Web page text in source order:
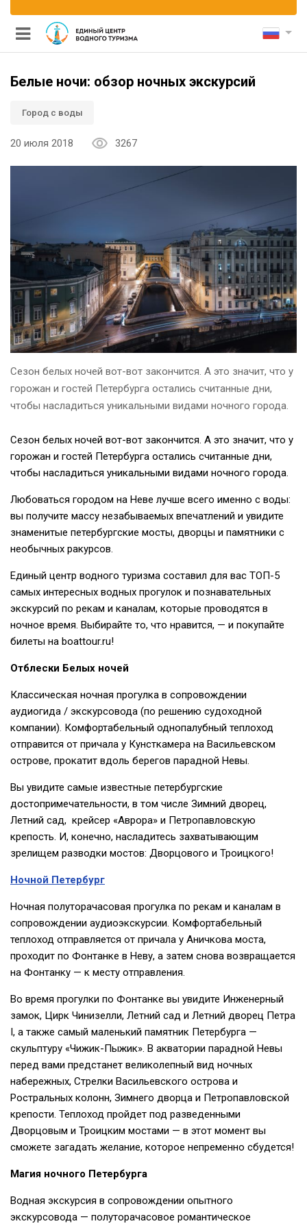
мостами
заливу
года с теплохода
Белые ночи: обзор ночных экскурсий
Город с воды
20 июля 2018 3267
Сезон белых ночей вот-вот закончится. А это значит, что у
горожан и гостей Петербурга остались считанные дни,
чтобы насладиться уникальными видами ночного города.
Сезон белых ночей вот-вот закончится. А это значит, что у
горожан и гостей Петербурга остались считанные дни,
чтобы насладиться уникальными видами ночного города.
Любоваться городом на Неве лучше всего именно с воды:
вы получите массу незабываемых впечатлений и увидите
знаменитые петербургские мосты, дворцы и памятники с
необычных ракурсов.
Единый центр водного туризма составил для вас ТОП-5
самых интересных водных прогулок и познавательных
экскурсий по рекам и каналам, которые проводятся в
ночное время. Выбирайте то, что нравится, — и покупайте
билеты на boattour.ru!
Отблески Белых ночей
Классическая ночная прогулка в сопровождении
аудиогида / экскурсовода (по решению судоходной
компании). Комфортабельный однопалубный теплоход
отправится от причала у Кунсткамера на Васильевском
острове, прокатит вдоль берегов парадной Невы.
Вы увидите самые известные петербургские
достопримечательности, в том числе Зимний дворец,
Летний сад, крейсер «Аврора» и Петропавловскую
крепость. И, конечно, насладитесь захватывающим
зрелищем разводки мостов: Дворцового и Троицкого!
Ночной Петербург
Ночная полуторачасовая прогулка по рекам и каналам в
сопровождении аудиоэкскурсии. Комфортабельный
теплоход отправляется от причала у Аничкова моста,
проходит по Фонтанке в Неву, а затем снова возвращается
на Фонтанку — к месту отправления.
Во время прогулки по Фонтанке вы увидите Инженерный
замок, Цирк Чинизелли, Летний сад и Летний дворец Петра
I, а также самый маленький памятник Петербурга —
скульптуру «Чижик-Пыжик». В акватории парадной Невы
перед вами предстанет великолепный вид ночных
набережных, Стрелки Васильевского острова и
Ростральных колонн, Зимнего дворца и Петропавловской
крепости. Теплоход пройдет под разведенными
Дворцовым и Троицким мостами — в этот момент вы
сможете загадать желание, которое непременно сбудется!
Магия ночного Петербурга
Водная экскурсия в сопровождении опытного
экскурсовода — полуторачасовое романтическое